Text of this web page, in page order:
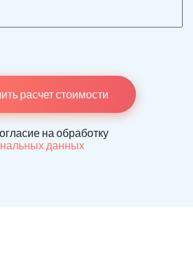
расчет стоимости
на обработку
данных